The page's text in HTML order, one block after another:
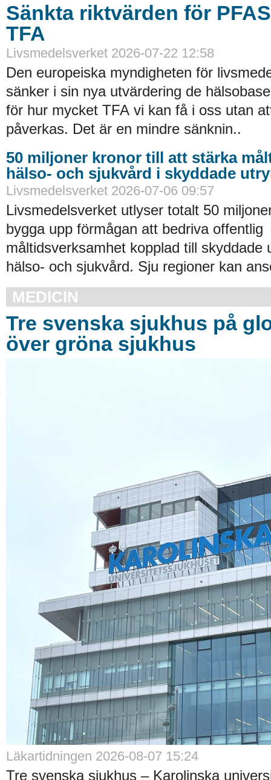
Sänkta riktvärden för
TFA
Livsmedelsverket 2026-07-22 12:58
Den europeiska myndigheten för
sänker i sin nya utvärdering de
för hur mycket TFA vi kan få i oss utan
påverkas. Det är en mindre sänknin..
50 miljoner kronor till att stärka
hälso- och sjukvård i skyddade
Livsmedelsverket 2026-07-06 09:57
Livsmedelsverket utlyser totalt 50
bygga upp förmågan att bedriva offentlig
måltidsverksamhet kopplad till skyddade
hälso- och sjukvård. Sju regioner kan
MEDICIN
Tre svenska sjukhus på
över gröna sjukhus
Läkartidningen 2026-08-07 15:24
Tre svenska sjukhus – Karolinska